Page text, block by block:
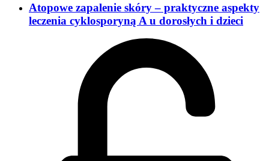
Atopowe zapalenie skóry – praktyczne aspekty
leczenia cyklosporyną A u dorosłych i dzieci